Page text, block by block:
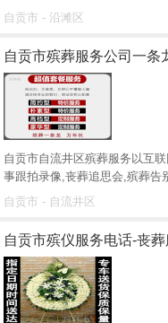
自贡市 - 沿滩区
自贡市殡葬服务公司一条
自贡市自流井区殡葬服务以互
事跟拍录像,丧葬追思会,殡葬告
自贡市 - 自流井区
自贡市殡仪服务电话-丧